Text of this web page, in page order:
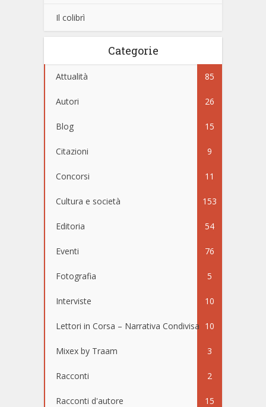
Il colibrì
Categorie
Attualità 85
Autori 26
Blog 15
Citazioni 9
Concorsi 11
Cultura e società 153
Editoria 54
Eventi 76
Fotografia 5
Interviste 10
Lettori in Corsa – Narrativa Condivisa 10
Mixex by Traam 3
Racconti 2
Racconti d'autore 15